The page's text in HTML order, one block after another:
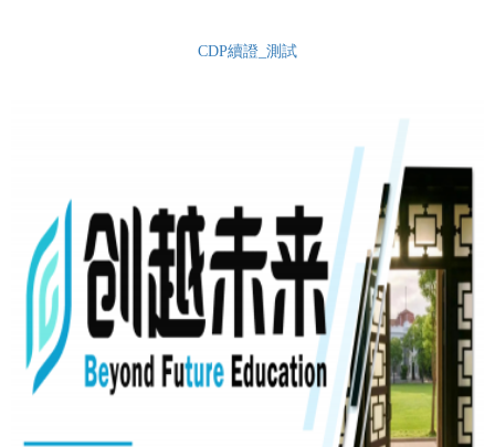
CDP續證_測試